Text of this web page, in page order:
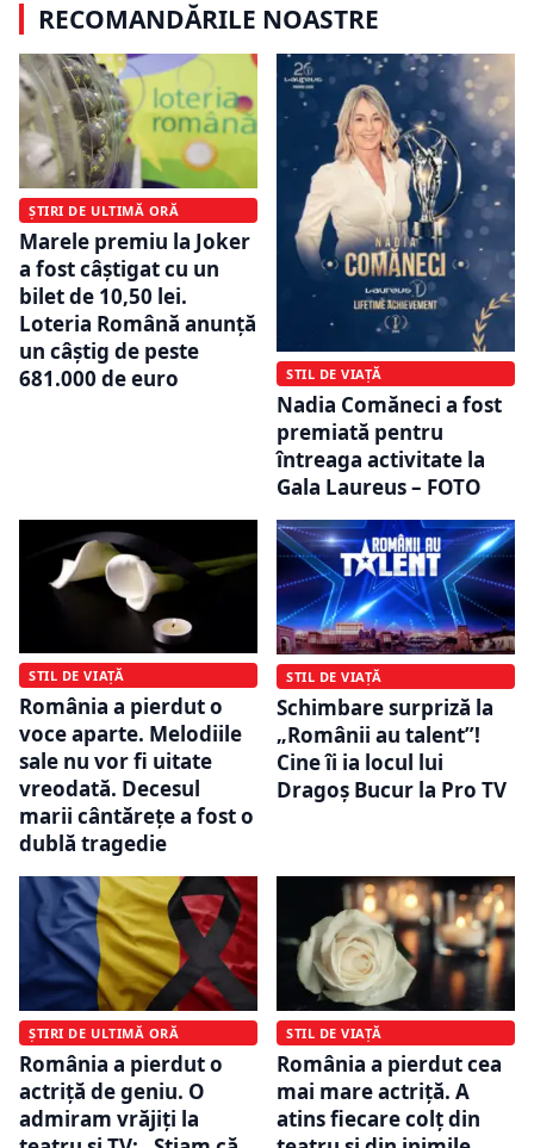
RECOMANDĂRILE NOASTRE
ȘTIRI DE ULTIMĂ ORĂ
Marele premiu la Joker
a fost câștigat cu un
bilet de 10,50 lei.
Loteria Română anunță
un câștig de peste
681.000 de euro
STIL DE VIAȚĂ
Nadia Comăneci a fost
premiată pentru
întreaga activitate la
Gala Laureus – FOTO
STIL DE VIAȚĂ
România a pierdut o
voce aparte. Melodiile
sale nu vor fi uitate
vreodată. Decesul
marii cântărețe a fost o
dublă tragedie
STIL DE VIAȚĂ
Schimbare surpriză la
„Românii au talent”!
Cine îi ia locul lui
Dragoș Bucur la Pro TV
ȘTIRI DE ULTIMĂ ORĂ
România a pierdut o
actriță de geniu. O
admiram vrăjiți la
STIL DE VIAȚĂ
România a pierdut cea
mai mare actriță. A
atins fiecare colţ din